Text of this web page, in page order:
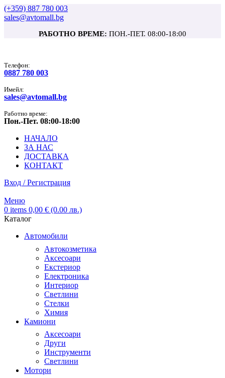
(+359) 887 780 003
sales@avtomall.bg
РАБОТНО ВРЕМЕ: ПОН.-ПЕТ. 08:00-18:00
Tелефон:
0887 780 003
Имейл:
sales@avtomall.bg
Работно време:
Пон.-Пет. 08:00-18:00
НАЧАЛО
ЗА НАС
ДОСТАВКА
КОНТАКТ
Вход / Регистрация
Меню
0 items 0,00 € (0.00 лв.)
Каталог
Автомобили
Автокозметика
Аксесоари
Екстериор
Електроника
Интериор
Светлини
Стелки
Химия
Камиони
Аксесоари
Други
Инструменти
Светлини
Мотори